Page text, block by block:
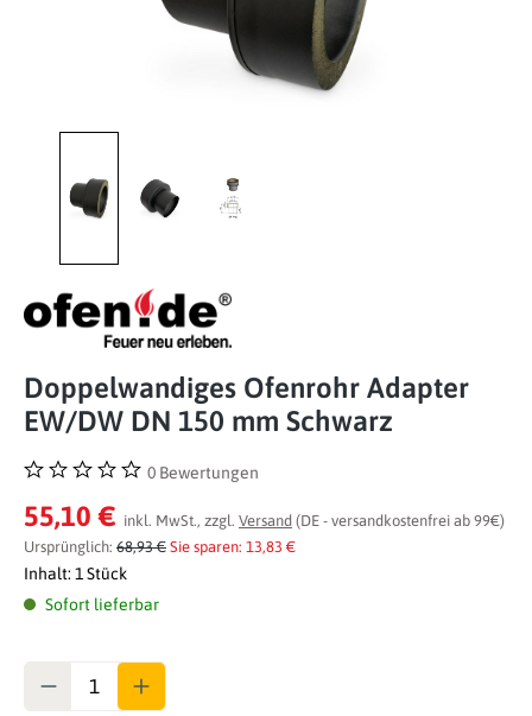
Doppelwandiges Ofenrohr Adapter
EW/DW DN 150 mm Schwarz
Durchschnittliche Bewertung von 0 von 5 Sternen
0 Bewertungen
55,10 € inkl. MwSt., zzgl. Versand (DE - versandkostenfrei ab 99€)
Ursprünglich: 68,93 € Sie sparen: 13,83 €
Inhalt: 1 Stück
Sofort lieferbar